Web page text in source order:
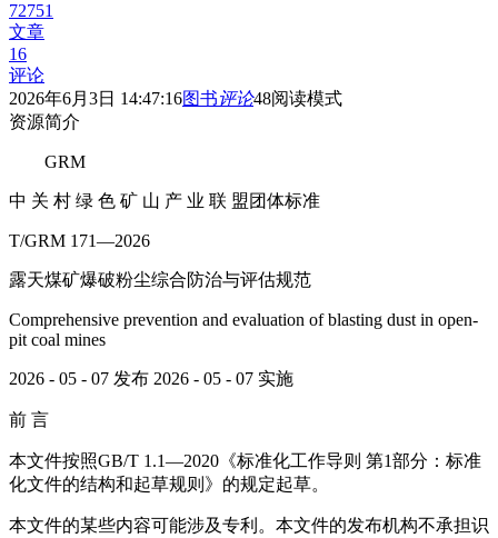
72751
文章
16
评论
2026年6月3日 14:47:16图书评论48阅读模式
资源简介
GRM
中 关 村 绿 色 矿 山 产 业 联 盟团体标准
T/GRM 171—2026
露天煤矿爆破粉尘综合防治与评估规范
Comprehensive prevention and evaluation of blasting dust in open-
pit coal mines
2026 - 05 - 07 发布 2026 - 05 - 07 实施
前 言
本文件按照GB/T 1.1—2020《标准化工作导则 第1部分：标准
化文件的结构和起草规则》的规定起草。
本文件的某些内容可能涉及专利。本文件的发布机构不承担识